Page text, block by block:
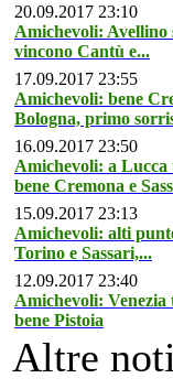
20.09.2017 23:10
Amichevoli:
vincono Cantù e...
17.09.2017 23:55
Amichevoli: bene
Bologna, primo
16.09.2017 23:50
Amichevoli: a
bene Cremona e
15.09.2017 23:13
Amichevoli: alti
Torino e Sassari,...
12.09.2017 23:40
Amichevoli:
bene Pistoia
Altre